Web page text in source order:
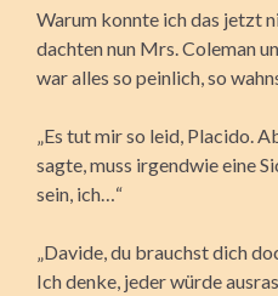
Warum konnte ich das jetzt
dachten nun Mrs. Coleman
war alles so peinlich, so
„Es tut mir so leid, Placido.
sagte, muss irgendwie eine
sein, ich…“
„Davide, du brauchst dich
Ich denke, jeder würde